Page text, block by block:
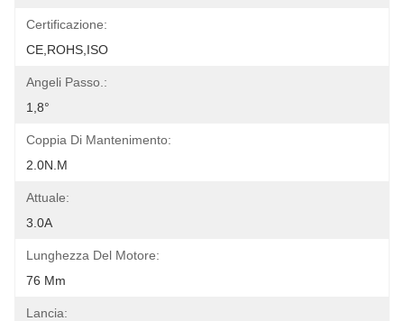
Certificazione:
CE,ROHS,ISO
Angeli Passo.:
1,8°
Coppia Di Mantenimento:
2.0N.m
Attuale:
3.0A
Lunghezza Del Motore:
76 Mm
Lancia: